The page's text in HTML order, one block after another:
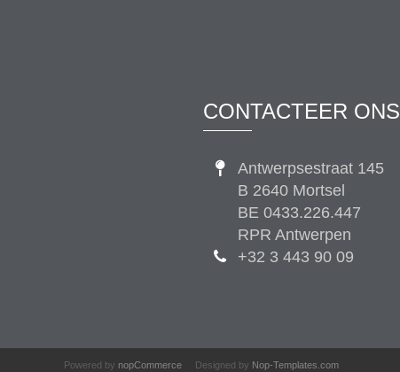
CONTACTEER ONS
Antwerpsestraat 145
B 2640 Mortsel
BE 0433.226.447
RPR Antwerpen
+32 3 443 90 09
Powered by nopCommerce Designed by Nop-Templates.com